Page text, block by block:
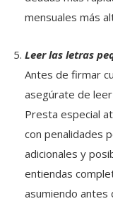
mensuales más
Leer las letras
Antes de firmar
asegúrate de
Presta especial
con penalidades
adicionales y
entiendas
asumiendo